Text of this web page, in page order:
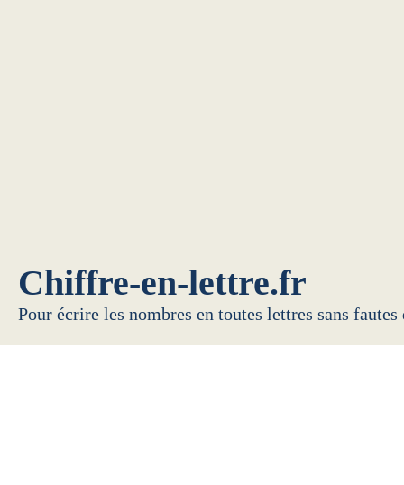
Chiffre-en-lettre.fr
Pour écrire les nombres en toutes lettres sans